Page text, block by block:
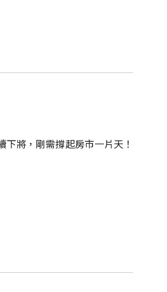
將，剛需撐起房市一片天！